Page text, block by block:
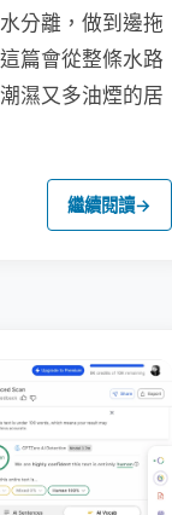
分離，做到邊拖
篇會從整條水路
濕又多油煙的居
繼續閱讀→